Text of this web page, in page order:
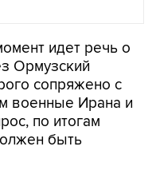
идет речь о
Ормузский
сопряжено с
военные Ирана и
по итогам
быть